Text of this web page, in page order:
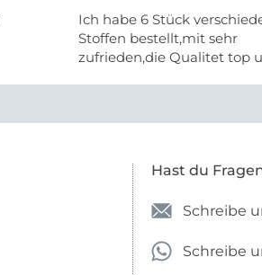
Ich habe 6 Stück
Stoffen bestellt,mit sehr
zufrieden,die Qualitet top
Hast du
Schreibe
Schreibe